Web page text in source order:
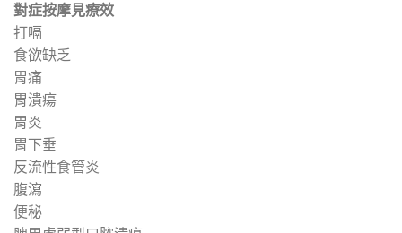
對症按摩見療效
打嗝
食欲缺乏
胃痛
胃潰瘍
胃炎
胃下垂
反流性食管炎
腹瀉
便秘